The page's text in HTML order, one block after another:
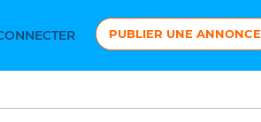
PUBLIER UNE ANNONCE